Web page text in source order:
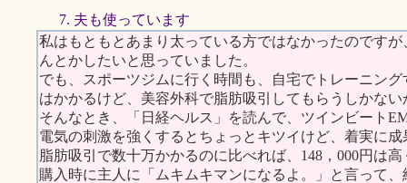
7. 夫も使っています
私はもともとあまり太っている方ではなかったのです
んとかしたいと思っていました。
でも、スポーツジムに行く時間も、自宅でトレーニン
はかかるけど、美容外科で脂肪吸引してもらうしかな
そんなとき、「日経ヘルス」を読んで、ツインビート
電気の刺激を強くするとちょっとキツイけど、着実に
脂肪吸引で数十万かかるのに比べれば、148，000円は
購入時に主人に「ムキムキマンになるよ。」と言って